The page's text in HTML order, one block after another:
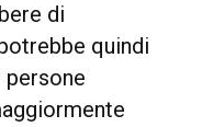
di
quindi
persone